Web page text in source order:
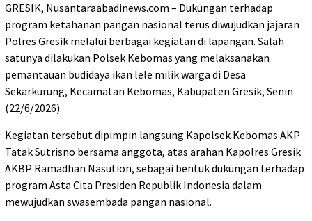
GRESIK, Nusantaraabadinews.com – Dukungan terhadap
program ketahanan pangan nasional terus diwujudkan jajaran
Polres Gresik melalui berbagai kegiatan di lapangan. Salah
satunya dilakukan Polsek Kebomas yang melaksanakan
pemantauan budidaya ikan lele milik warga di Desa
Sekarkurung, Kecamatan Kebomas, Kabupaten Gresik, Senin
(22/6/2026).
Kegiatan tersebut dipimpin langsung Kapolsek Kebomas AKP
Tatak Sutrisno bersama anggota, atas arahan Kapolres Gresik
AKBP Ramadhan Nasution, sebagai bentuk dukungan terhadap
program Asta Cita Presiden Republik Indonesia dalam
mewujudkan swasembada pangan nasional.